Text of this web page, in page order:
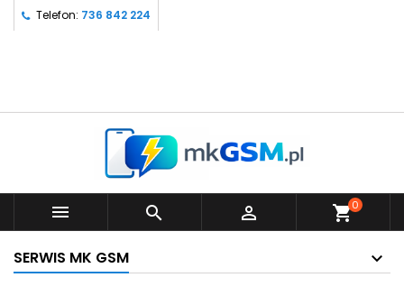
Telefon: 736 842 224
   shopping_cart0
SERWIS MK GSM